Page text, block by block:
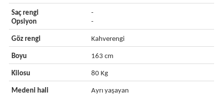
Saç rengi
Opsiyon
-
-
Göz rengi Kahverengi
Boyu 163 cm
Kilosu 80 Kg
Medeni hali Ayrı yaşayan